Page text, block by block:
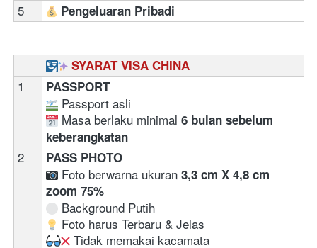
5
Pengeluaran Pribadi
SYARAT VISA CHINA
1 PASSPORT
Passport asli
Masa berlaku minimal 6 bulan sebelum
keberangkatan
2 PASS PHOTO
Foto berwarna ukuran 3,3 cm X 4,8 cm
zoom 75%
Background Putih
Foto harus Terbaru & Jelas
Tidak memakai kacamata